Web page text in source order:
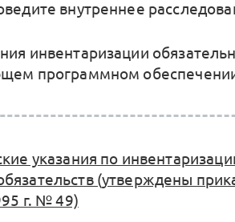
внутреннее
инвентаризации
программном
указания по
(утверждены
г. № 49)